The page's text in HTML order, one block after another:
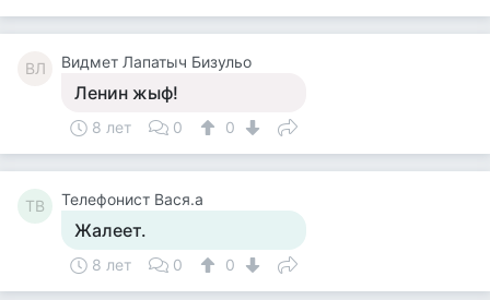
ВЛ Видмет Лапатыч Бизульо
Ленин жыф!
8 лет 0 0
ТВ Телефонист Вася.а
Жалеет.
8 лет 0 0